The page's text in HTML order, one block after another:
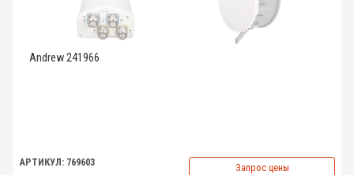
Andrew 241966
АРТИКУЛ: 769603 Запрос цены